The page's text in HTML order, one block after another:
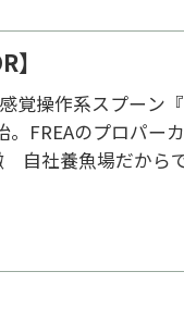
】
覚操作系スプーン『
。FREAのプロパー
自社養魚場だから